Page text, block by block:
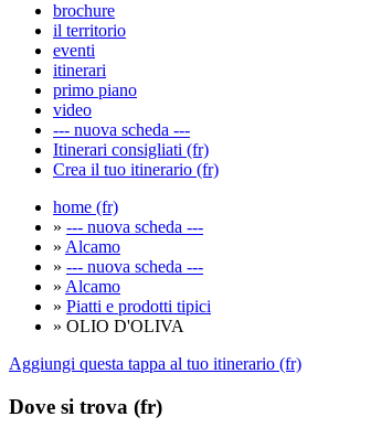
brochure
il territorio
eventi
itinerari
primo piano
video
--- nuova scheda ---
Itinerari consigliati (fr)
Crea il tuo itinerario (fr)
home (fr)
» --- nuova scheda ---
» Alcamo
» --- nuova scheda ---
» Alcamo
» Piatti e prodotti tipici
» OLIO D'OLIVA
Aggiungi questa tappa al tuo itinerario (fr)
Dove si trova (fr)